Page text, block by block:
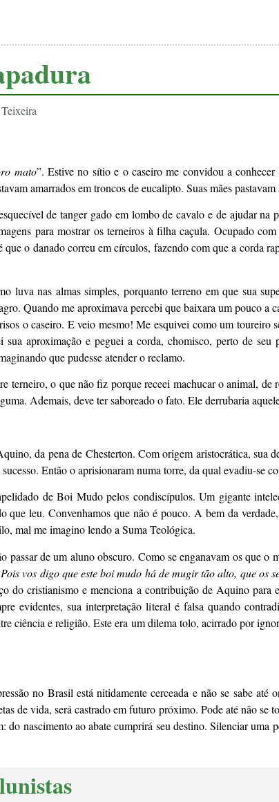
mato”. Estive no sítio e o caseiro me convidou a conhecer
amarrados em troncos de eucalipto. Suas mães
de tanger gado em lombo de cavalo e de ajudar na
para mostrar os terneiros à filha caçula. Ocupado
que o danado correu em círculos, fazendo com que a corda
luva nas almas simples, porquanto terreno em que sua
Quando me aproximava percebi que baixara um pouco a
o caseiro. E veio mesmo! Me esquivei como um toureiro
sua aproximação e peguei a corda, chomisco, perto de
que pudesse atender o reclamo.
terneiro, o que não fiz porque receei machucar o animal, de
Ademais, deve ter saboreado o fato. Ele derrubaria
da pena de Chesterton. Com origem aristocrática, sua
Então o aprisionaram numa torre, da qual evadiu-se
de Boi Mudo pelos condiscípulos. Um gigante
que leu. Convenhamos que não é pouco. A bem da
mal me imagino lendo a Suma Teológica.
passar de um aluno obscuro. Como se enganavam os que o
vos digo que este boi mudo há de mugir tão alto, que os
do cristianismo e menciona a contribuição de Aquino para
evidentes, sua interpretação literal é falsa quando
ciência e religião. Este era um dilema tolo, acirrado por
no Brasil está nitidamente cerceada e não se sabe até
de vida, será castrado em futuro próximo. Pode até não se
nascimento ao abate cumprirá seu destino. Silenciar uma